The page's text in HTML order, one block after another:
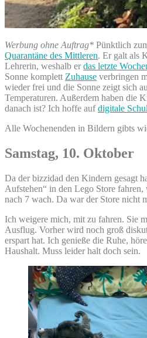
Werbung ohne Auftrag* Pünktlich
Quarantäne des Mittleren. Er galt als
Lehrerin, weshalb erdas letzte
Sonne komplett Zuhause verbringen
wieder frei und die Sonne zeigt sich
Temperaturen. Außerdem haben die
danach ist? Ich hoffe aufdigitale
Alle Wochenenden in Bildern gibts
Samstag, 10. Oktober
Da der bizzidad den Kindern gesagt
Aufstehen“ in den Lego Store
nach 7 wach. Da war der Store nicht
Ich weigere mich, mit zu fahren. Sie
Ausflug. Vorher wird noch groß
erspart hat. Ich genieße die Ruhe,
Haushalt. Muss leider halt doch sein.